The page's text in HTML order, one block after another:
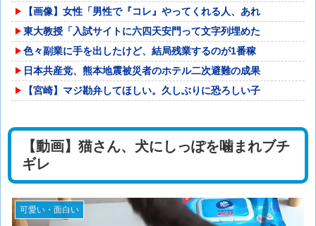
【画像】女性「男性で『コレ』やってくれる人、あれ
東大教授「入試サイトに六四天安門って文字列埋めた
色々副業に手を出したけど、結局残業するのが1番稼
日本共産党、熊本地震被災者のホテル二次避難の成果
【宮崎】マジ勘弁してほしい。久しぶりに恐ろしい子
【動画】猫さん、犬にしっぽを噛まれブチ
ギレ
可愛い・面白い